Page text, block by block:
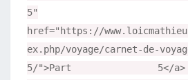
5"
href="https://
ex.php/voyage/carnet-de-
5/">Part